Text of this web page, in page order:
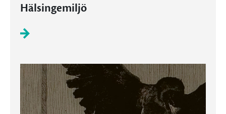
Hälsingemiljö